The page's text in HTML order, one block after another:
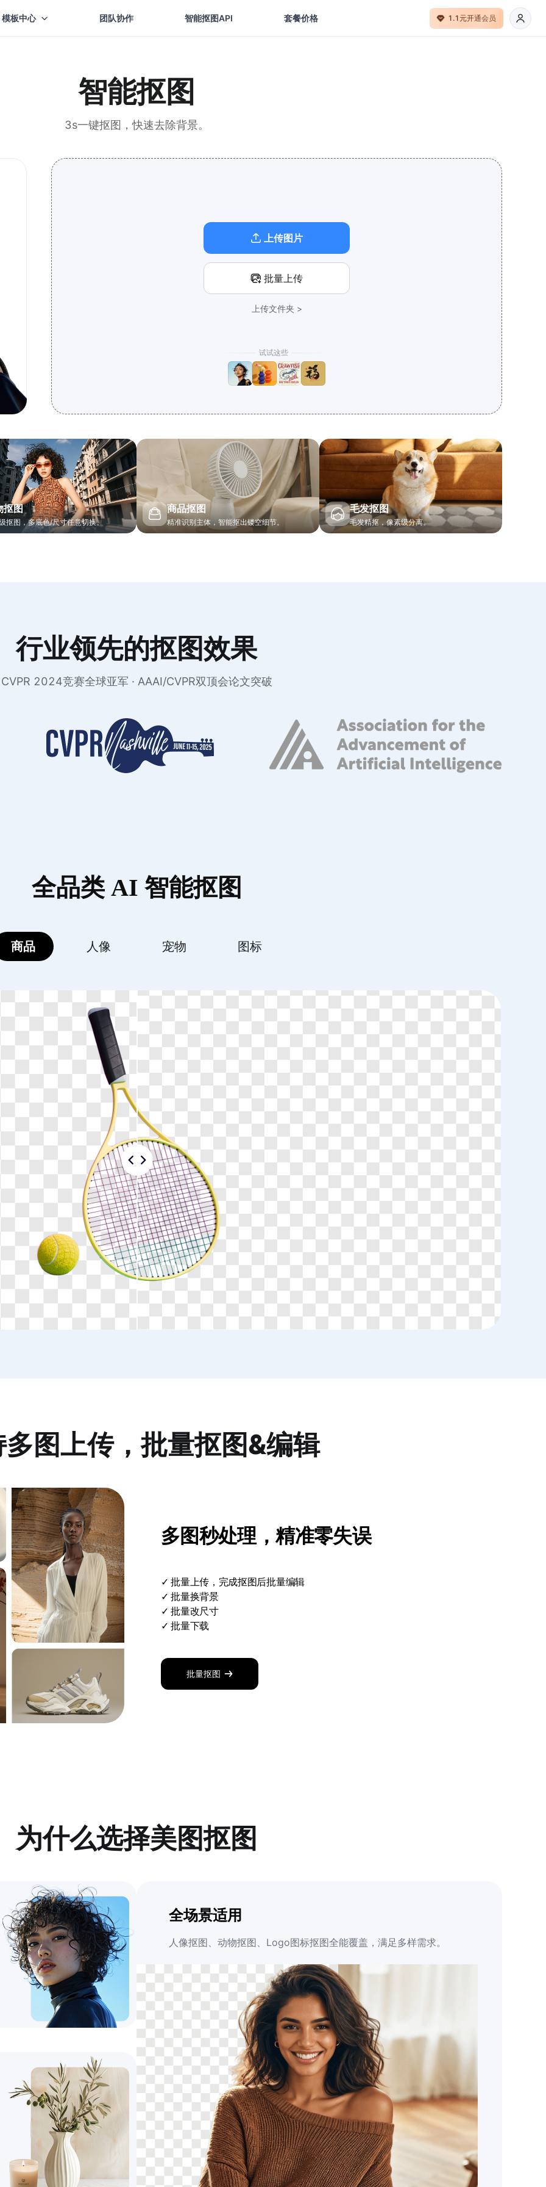
模板中心 团队协作 智能抠图API 套餐价格 1.1元开通会员
智能抠图
3s一键抠图，快速去除背景。
上传图片
批量上传
上传文件夹 >
试试这些
抠图
抠图，多底色/尺寸任意切换。
商品抠图
精准识别主体，智能抠出镂空细节。
毛发抠图
毛发精抠，像素级分离。
行业领先的抠图效果
CVPR 2024竞赛全球亚军 · AAAI/CVPR双顶会论文突破
全品类 AI 智能抠图
商品 人像 宠物 图标
图上传，批量抠图&编辑
多图秒处理，精准零失误
✓ 批量上传，完成抠图后批量编辑
✓ 批量换背景
✓ 批量改尺寸
✓ 批量下载
批量抠图
为什么选择美图抠图
全场景适用
人像抠图、动物抠图、Logo图标抠图全能覆盖，满足多样需求。